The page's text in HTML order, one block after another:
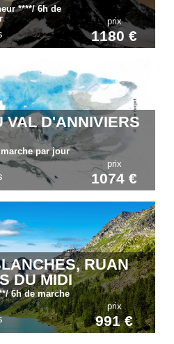
****/ 6h de
prix
1180 €
VAL D'ANNIVIERS
par jour
prix
1074 €
RUAN
DU MIDI
6h de marche
prix
991 €